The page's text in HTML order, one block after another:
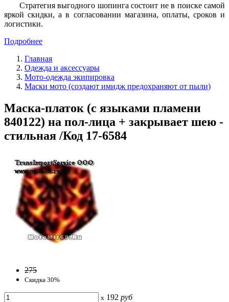
Стратегия выгодного шопинга состоит не в поиске самой
яркой скидки, а в согласовании магазина, оплаты, сроков и
логистики.
Подробнее
Главная
Одежда и аксессуары
Мото-одежда экипировка
Маски мото (создают имидж предохраняют от пыли)
Маска-платок (с языками пламени
840122) на пол-лица + закрывает шею -
стильная /Код 17-6584
275
Скидка 30%
x 192 руб